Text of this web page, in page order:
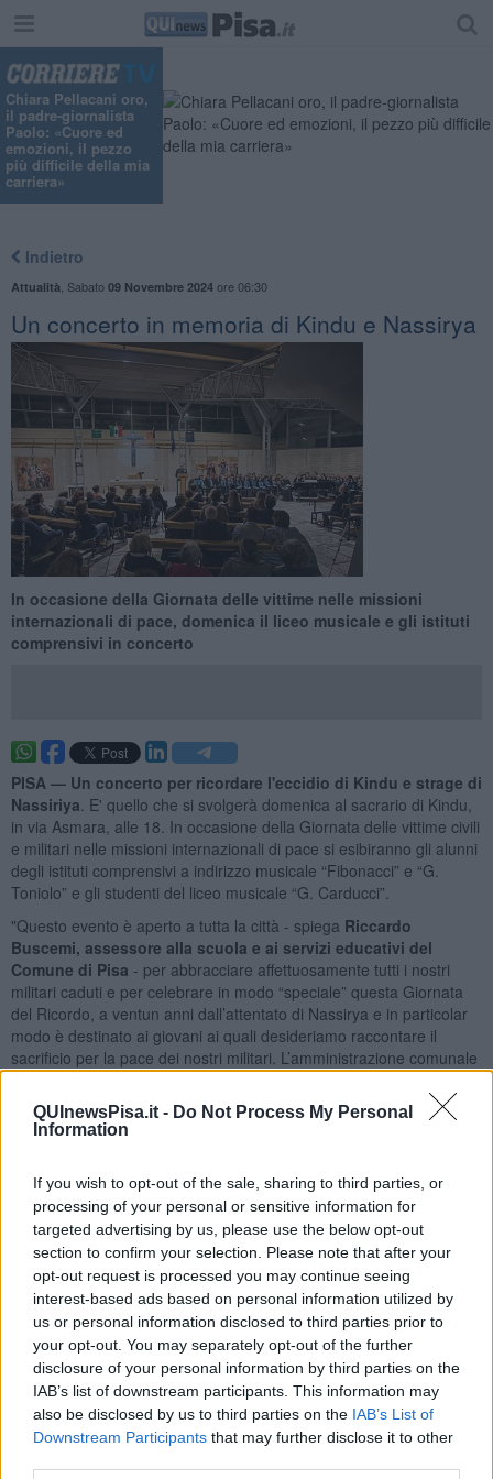
QUInewsPisa.it - Do Not Process My Personal
Information
If you wish to opt-out of the sale, sharing to third parties, or
processing of your personal or sensitive information for
targeted advertising by us, please use the below opt-out
section to confirm your selection. Please note that after your
opt-out request is processed you may continue seeing
interest-based ads based on personal information utilized by
us or personal information disclosed to third parties prior to
your opt-out. You may separately opt-out of the further
disclosure of your personal information by third parties on the
IAB’s list of downstream participants. This information may
also be disclosed by us to third parties on the IAB’s List of
Downstream Participants that may further disclose it to other
Chiara Pellacani oro,
il padre-giornalista
Paolo: «Cuore ed
emozioni, il pezzo
più difficile della mia
carriera»
Indietro
Attualità Sabato 09 Novembre 2024ore 06:30
Un concerto in memoria di Kindu e Nassirya
In occasione della Giornata delle vittime nelle missioni
internazionali di pace, domenica il liceo musicale e gli istituti
comprensivi in concerto
PISA — Un concerto per ricordare l'eccidio di Kindu e strage di
Nassiriya . E' quello che si svolgerà domenica al sacrario di Kindu,
in via Asmara, alle 18. In occasione della Giornata delle vittime civili
e militari nelle missioni internazionali di pace si esibiranno gli alunni
degli istituti comprensivi a indirizzo musicale “Fibonacci” e “G.
Toniolo” e gli studenti del liceo musicale “G. Carducci”.
"Questo evento è aperto a tutta la città - spiega Riccardo
Buscemi, assessore alla scuola e ai servizi educativi del
Comune di Pisa - per abbracciare affettuosamente tutti i nostri
militari caduti e per celebrare in modo “speciale” questa Giornata
del Ricordo, a ventun anni dall’attentato di Nassirya e in particolar
modo è destinato ai giovani ai quali desideriamo raccontare il
sacrificio per la pace dei nostri militari. L’amministrazione comunale
rivolge il suo doveroso ringraziamento non solo ai caduti ma anche
ai connazionali che quotidianamente danno il proprio contributo alla
Pace in Italia e nel mondo".
Il concerto, a cura del Comune di Pisa, Ufficio per la Tutela della
Cultura e della Memoria della Difesa, della 46ª Brigata Aerea,
dell'associazione artiglieri d’Italia, dell'associazione culturale Il
Mosaico, in collaborazione con altre associazioni d’arma e
cittadine, vede la presenza anche dell’istituto del Nastro Azzurro,
associazione Arma Aeronautica, associazione nazionale alpini,
associazione nazionale bersaglieri, associazione nazionale marinai
d’Italia, unione nazionale ufficiali in congedo d’Italia, associazione
Nazionale vittime civili di guerra, associazione Nicola Ciardelli
Onlus, associazione Paolo Mancini, associazione insigniti al merito
della Repubblica.